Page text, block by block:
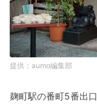
aumo編集部
麹町駅の番町5番出